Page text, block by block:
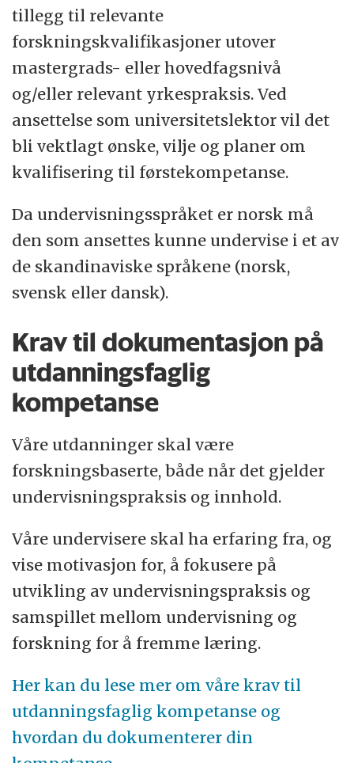
tillegg til relevante
forskningskvalifikasjoner utover
mastergrads- eller hovedfagsnivå
og/eller relevant yrkespraksis. Ved
ansettelse som universitetslektor vil det
bli vektlagt ønske, vilje og planer om
kvalifisering til førstekompetanse.
Da undervisningsspråket er norsk må
den som ansettes kunne undervise i et av
de skandinaviske språkene (norsk,
svensk eller dansk).
Krav til dokumentasjon på
utdanningsfaglig
kompetanse
Våre utdanninger skal være
forskningsbaserte, både når det gjelder
undervisningspraksis og innhold.
Våre undervisere skal ha erfaring fra, og
vise motivasjon for, å fokusere på
utvikling av undervisningspraksis og
samspillet mellom undervisning og
forskning for å fremme læring.
Her kan du lese mer om våre krav til
utdanningsfaglig kompetanse og
hvordan du dokumenterer din